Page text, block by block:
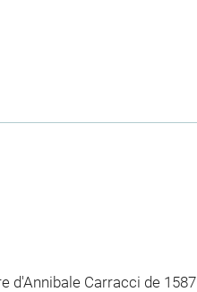
d'Annibale Carracci de 1587